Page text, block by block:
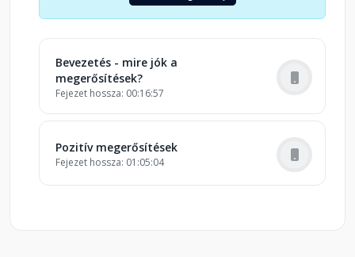
Bevezetés - mire jók a
megerősítések?
Fejezet hossza: 00:16:57
Pozitív megerősítések
Fejezet hossza: 01:05:04